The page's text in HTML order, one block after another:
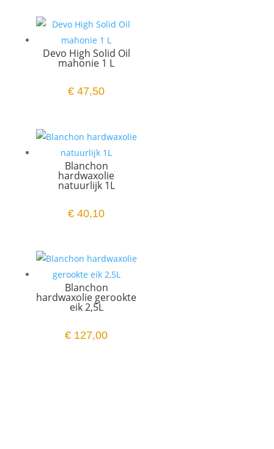
Devo High Solid Oil
mahonie 1 L
€ 47,50
Blanchon
hardwaxolie
natuurlijk 1L
€ 40,10
Blanchon
hardwaxolie gerookte
eik 2,5L
€ 127,00